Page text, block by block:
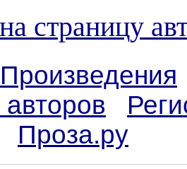
страницу
Произведения
Проза.ру